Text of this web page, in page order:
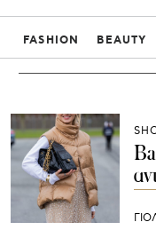
FASHION BEAUTY